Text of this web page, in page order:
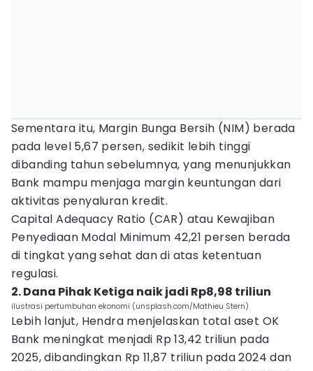
Sementara itu, Margin Bunga Bersih (NIM) berada
pada level 5,67 persen, sedikit lebih tinggi
dibanding tahun sebelumnya, yang menunjukkan
Bank mampu menjaga margin keuntungan dari
aktivitas penyaluran kredit.
Capital Adequacy Ratio (CAR) atau Kewajiban
Penyediaan Modal Minimum 42,21 persen berada
di tingkat yang sehat dan di atas ketentuan
regulasi.
2. Dana Pihak Ketiga naik jadi Rp8,98 triliun
ilustrasi pertumbuhan ekonomi (unsplash.com/Mathieu Stern)
Lebih lanjut, Hendra menjelaskan total aset OK
Bank meningkat menjadi Rp 13,42 triliun pada
2025, dibandingkan Rp 11,87 triliun pada 2024 dan